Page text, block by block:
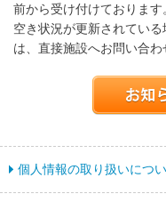
前から受け付けております
空き状況が更新されてい
は、直接施設へお問い合わ
個人情報の取り扱いにつ